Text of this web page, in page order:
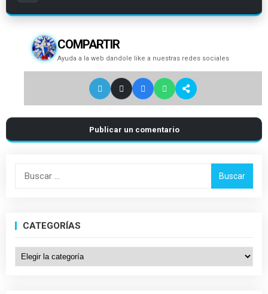
COMPARTIR
Ayuda a la web dandole like a nuestras redes sociales
Publicar un comentario
Buscar:
CATEGORÍAS
Categorías